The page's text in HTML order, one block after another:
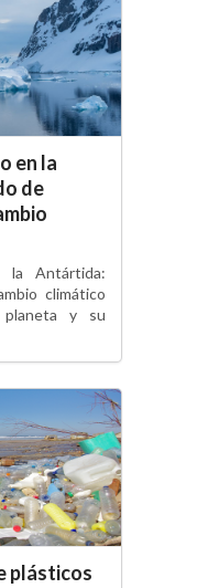
en la
de
la Antártida:
climático
planeta y su
plásticos